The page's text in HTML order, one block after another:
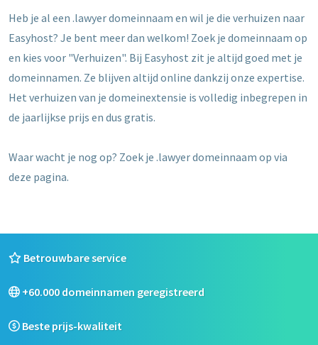
Heb je al een .lawyer domeinnaam en wil je die verhuizen naar
Easyhost? Je bent meer dan welkom! Zoek je domeinnaam op
en kies voor "Verhuizen". Bij Easyhost zit je altijd goed met je
domeinnamen. Ze blijven altijd online dankzij onze expertise.
Het verhuizen van je domeinextensie is volledig inbegrepen in
de jaarlijkse prijs en dus gratis.
Waar wacht je nog op? Zoek je .lawyer domeinnaam op via
deze pagina.
Betrouwbare service
+60.000 domeinnamen geregistreerd
Beste prijs-kwaliteit